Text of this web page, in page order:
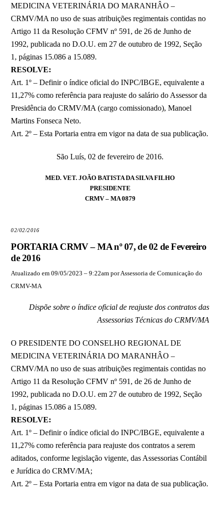
MEDICINA VETERINÁRIA DO MARANHÂO –
CRMV/MA no uso de suas atribuições regimentais contidas no
Artigo 11 da Resolução CFMV nº 591, de 26 de Junho de
1992, publicada no D.O.U. em 27 de outubro de 1992, Seção
1, páginas 15.086 a 15.089.
RESOLVE:
Art. 1º – Definir o índice oficial do INPC/IBGE, equivalente a
11,27% como referência para reajuste do salário do Assessor da
Presidência do CRMV/MA (cargo comissionado), Manoel
Martins Fonseca Neto.
Art. 2º – Esta Portaria entra em vigor na data de sua publicação.
São Luís, 02 de fevereiro de 2016.
MED. VET. JOÃO BATISTA DA SILVA FILHO
PRESIDENTE
CRMV – MA 0879
02/02/2016
PORTARIA CRMV – MA nº 07, de 02 de Fevereiro
de 2016
Atualizado em 09/05/2023 – 9:22am por Assessoria de Comunicação do
CRMV-MA
Dispõe sobre o índice oficial de reajuste dos contratos das
Assessorias Técnicas do CRMV/MA
O PRESIDENTE DO CONSELHO REGIONAL DE
MEDICINA VETERINÁRIA DO MARANHÂO –
CRMV/MA no uso de suas atribuições regimentais contidas no
Artigo 11 da Resolução CFMV nº 591, de 26 de Junho de
1992, publicada no D.O.U. em 27 de outubro de 1992, Seção
1, páginas 15.086 a 15.089.
RESOLVE:
Art. 1º – Definir o índice oficial do INPC/IBGE, equivalente a
11,27% como referência para reajuste dos contratos a serem
aditados, conforme legislação vigente, das Assessorias Contábil
e Jurídica do CRMV/MA;
Art. 2º – Esta Portaria entra em vigor na data de sua publicação.